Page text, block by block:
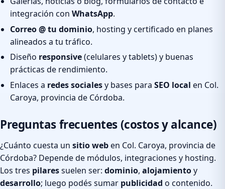
integración con WhatsApp.
Correo @ tu dominio, hosting y certificado en planes
alineados a tu tráfico.
Diseño responsive(celulares y tablets) y buenas
prácticas de rendimiento.
Enlaces a redes socialesy bases para SEO local en Col.
Caroya, provincia de Córdoba.
Preguntas frecuentes (costos y alcance)
¿Cuánto cuesta un sitio weben Col. Caroya, provincia de
Córdoba? Depende de módulos, integraciones y hosting.
Los tres pilaressuelen ser: dominio, alojamientoy
desarrollo; luego podés sumar publicidad o contenido.